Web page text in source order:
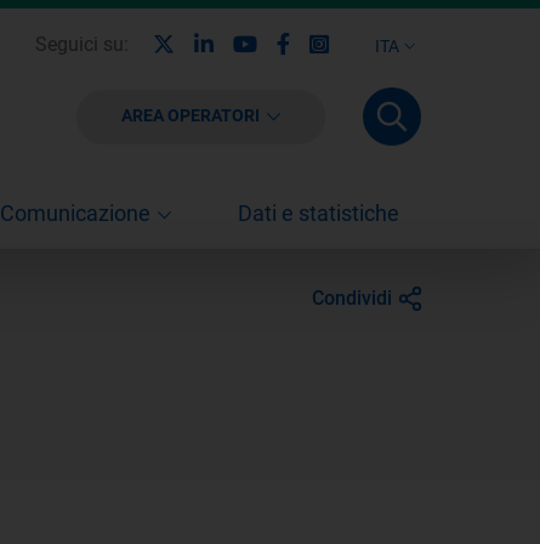
ITA
Seguici su: LinkedinYoutubeFacebook
Instagram
AREA OPERATORI
Comunicazione Dati e statistiche
Condividi